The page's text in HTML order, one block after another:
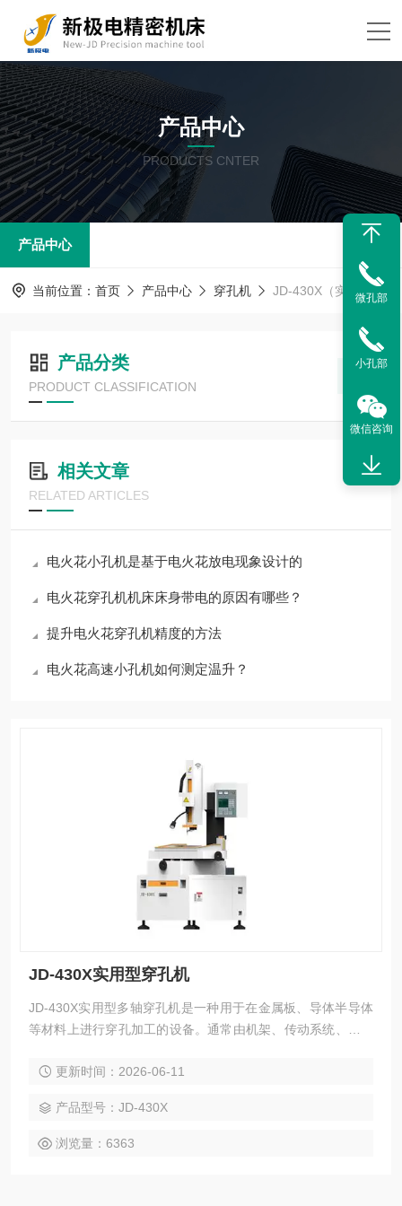
产品中心
PRODUCTS CNTER
产品中心
当前位置： 首页 产品中心 穿孔机 JD-430X（实用型）
产品分类
PRODUCT CLASSIFICATION
相关文章
RELATED ARTICLES
电火花小孔机是基于电火花放电现象设计的
电火花穿孔机机床床身带电的原因有哪些？
提升电火花穿孔机精度的方法
电火花高速小孔机如何测定温升？
JD-430X实用型穿孔机
JD-430X实用型多轴穿孔机是一种用于在金属板、导体半导体
等材料上进行穿孔加工的设备。通常由机架、传动系统、多个
更新时间：2026-06-11
产品型号：JD-430X
浏览量：6363
微孔部
小孔部
微信咨询